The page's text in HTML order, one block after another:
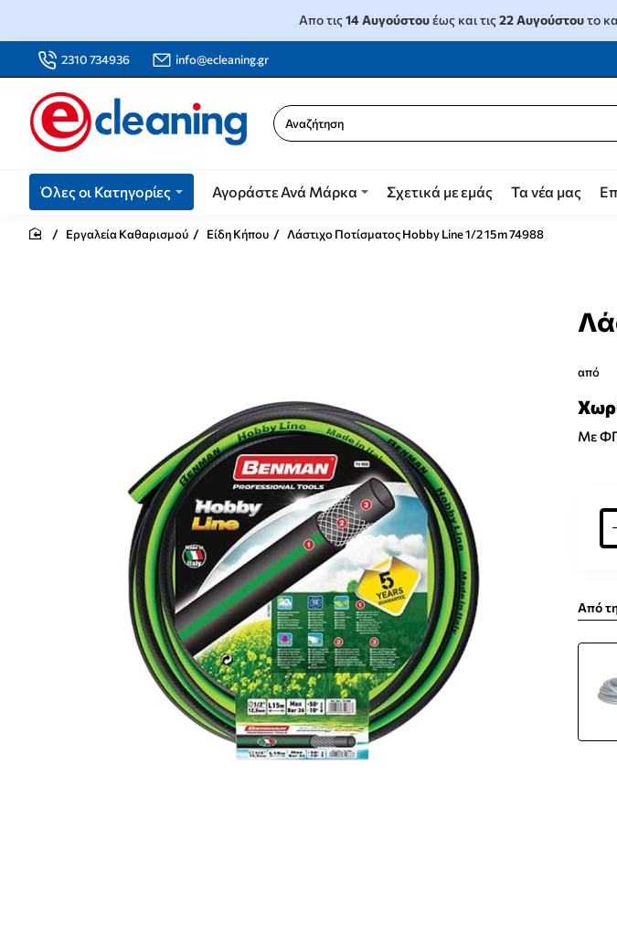
Απο τις14 Αυγούστουέως και τις22 Αυγούστουτο
2310 734936 info@ecleaning.gr
Αναζήτηση
Όλες οι Κατηγορίες Αγοράστε Ανά Μάρκα Σχετικά με εμάς Τα νέα μας
Εργαλεία Καθαρισμού Είδη Κήπου Λάστιχο Ποτίσματος Hobby Line 1/2 15m 74988
από
Με
Από